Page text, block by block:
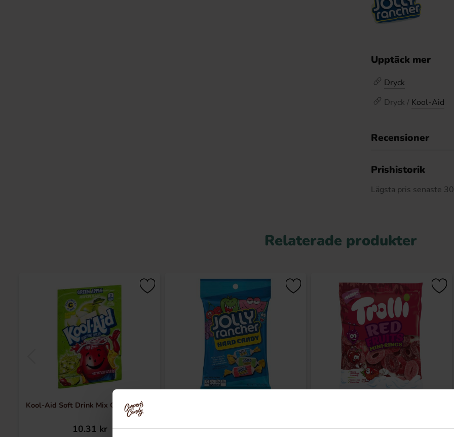
Upptäck mer
Dryck
Dryck / Kool-Aid
Recensioner
Prishistorik
Lägsta pris senaste
Relaterade produkter
Kool-Aid Soft Drink Mix Green Apple
10.31 kr 64.90 kr 17.88 kr